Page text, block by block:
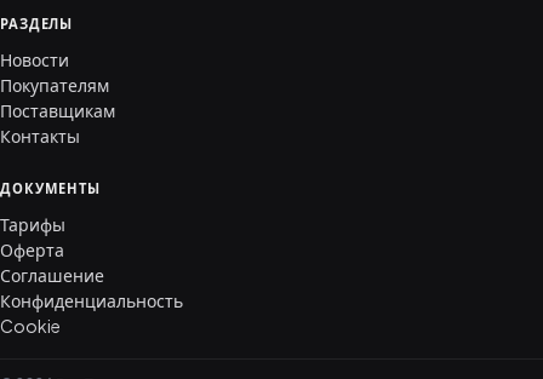
РАЗДЕЛЫ
Новости
Покупателям
Поставщикам
Контакты
ДОКУМЕНТЫ
Тарифы
Оферта
Соглашение
Конфиденциальность
Cookie